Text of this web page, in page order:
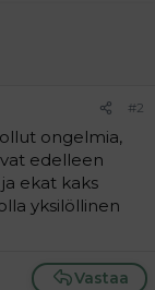
#2
ongelmia,
edelleen
ekat kaks
yksilöllinen
Vastaa